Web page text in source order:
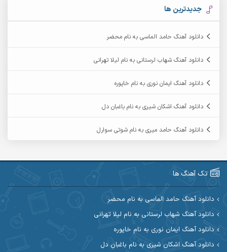
آرکاداش
آرین صیادی
آرین مریدی
آوات بوکانی آوات یگانه
آیت احمدنژاد
جدیدترین ها
دانلود آهنگ حامد الماسی به نام محضر
دانلود آهنگ شهاب لرستانی به نام لیلا تهرانی
دانلود آهنگ ایمان نوری به نام خاپوره
دانلود آهنگ اشکان شیری به نام باغبان دل
دانلود آهنگ حامد میری به نام شوتی سوارل
تک آهنگ ها
دانلود آهنگ حامد الماسی به نام محضر
دانلود آهنگ شهاب لرستانی به نام لیلا تهرانی
دانلود آهنگ ایمان نوری به نام خاپوره
دانلود آهنگ اشکان شیری به نام باغبان دل